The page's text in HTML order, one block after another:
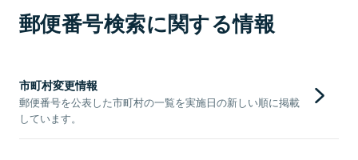
郵便番号検索に関する情報
市町村変更情報
郵便番号を公表した市町村の一覧を実施日の新しい順に掲載
しています。